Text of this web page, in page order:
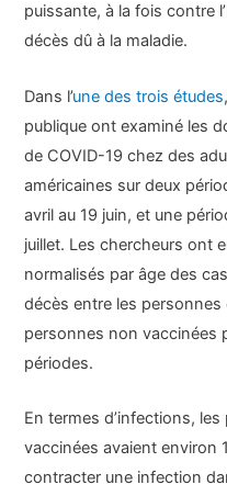
puissante, à la fois contre
décès dû à la maladie.
Dans l’une des trois études
publique ont examiné les
de COVID-19 chez des
américaines sur deux
avril au 19 juin, et une
juillet. Les chercheurs ont
normalisés par âge des
décès entre les
personnes non vaccinées
périodes.
En termes d’infections,
vaccinées avaient environ
contracter une infection